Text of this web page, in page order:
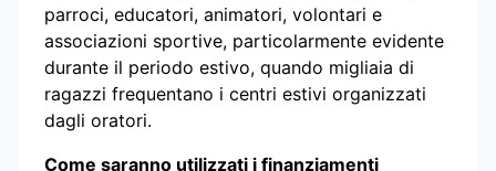
parroci, educatori, animatori, volontari e
associazioni sportive, particolarmente evidente
durante il periodo estivo, quando migliaia di
ragazzi frequentano i centri estivi organizzati
dagli oratori.
Come saranno utilizzati i finanziamenti